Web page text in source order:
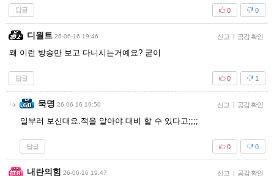
답글 0
0
디월트 26-06-16 19:46 신고 | 공감 확인
왜 이런 방송만 보고 다니시는거예요? 굳이
답글 1
0
묵명 26-06-16 19:50 신고 | 공감 확인
일부러 보신대요.적을 알아야 대비 할 수 있다고;;;;
답글 0
0
내란의힘 26-06-16 19:47 신고 | 공감 확인